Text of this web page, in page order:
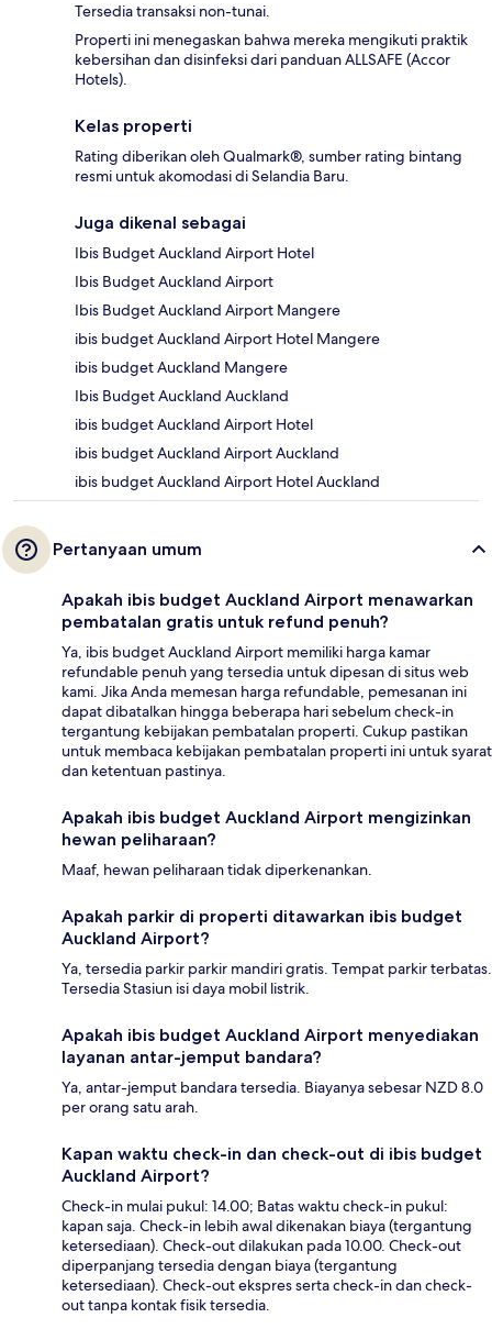
Tersedia transaksi non-tunai.
Properti ini menegaskan bahwa mereka mengikuti praktik
kebersihan dan disinfeksi dari panduan ALLSAFE (Accor
Hotels).
Kelas properti
Rating diberikan oleh Qualmark®, sumber rating bintang
resmi untuk akomodasi di Selandia Baru.
Juga dikenal sebagai
Ibis Budget Auckland Airport Hotel
Ibis Budget Auckland Airport
Ibis Budget Auckland Airport Mangere
ibis budget Auckland Airport Hotel Mangere
ibis budget Auckland Mangere
Ibis Budget Auckland Auckland
ibis budget Auckland Airport Hotel
ibis budget Auckland Airport Auckland
ibis budget Auckland Airport Hotel Auckland
Pertanyaan umum
Apakah ibis budget Auckland Airport menawarkan
pembatalan gratis untuk refund penuh?
Ya, ibis budget Auckland Airport memiliki harga kamar
refundable penuh yang tersedia untuk dipesan di situs web
kami. Jika Anda memesan harga refundable, pemesanan ini
dapat dibatalkan hingga beberapa hari sebelum check-in
tergantung kebijakan pembatalan properti. Cukup pastikan
untuk membaca kebijakan pembatalan properti ini untuk syarat
dan ketentuan pastinya.
Apakah ibis budget Auckland Airport mengizinkan
hewan peliharaan?
Maaf, hewan peliharaan tidak diperkenankan.
Apakah parkir di properti ditawarkan ibis budget
Auckland Airport?
Ya, tersedia parkir parkir mandiri gratis. Tempat parkir terbatas.
Tersedia Stasiun isi daya mobil listrik.
Apakah ibis budget Auckland Airport menyediakan
layanan antar-jemput bandara?
Ya, antar-jemput bandara tersedia. Biayanya sebesar NZD 8.0
per orang satu arah.
Kapan waktu check-in dan check-out di ibis budget
Auckland Airport?
Check-in mulai pukul: 14.00; Batas waktu check-in pukul:
kapan saja. Check-in lebih awal dikenakan biaya (tergantung
ketersediaan). Check-out dilakukan pada 10.00. Check-out
diperpanjang tersedia dengan biaya (tergantung
ketersediaan). Check-out ekspres serta check-in dan check-
out tanpa kontak fisik tersedia.